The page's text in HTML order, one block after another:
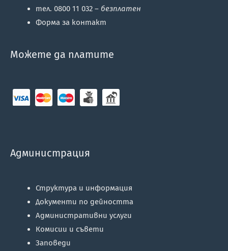
тел. 0800 11 032 – безплатен
Форма за контакт
Можете да платите
Администрация
Структура и информация
Документи по дейността
Административни услуги
Комисии и съвети
Заповеди